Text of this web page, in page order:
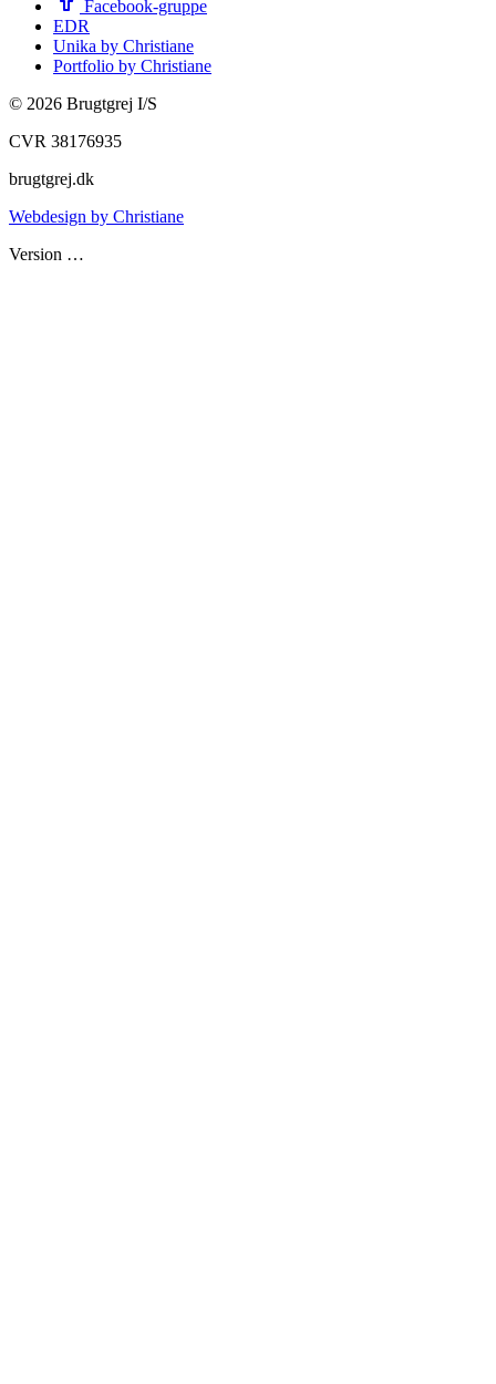
Facebook-gruppe
EDR
Unika by Christiane
Portfolio by Christiane
© 2026 Brugtgrej I/S
CVR 38176935
brugtgrej.dk
Webdesign by Christiane
Version …